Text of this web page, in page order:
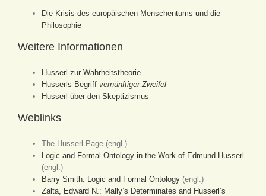
Die Krisis des europäischen Menschentums und die
Philosophie
Weitere Informationen
Husserl zur Wahrheitstheorie
Husserls Begriff vernünftiger Zweifel
Husserl über den Skeptizismus
Weblinks
The Husserl Page (engl.)
Logic and Formal Ontology in the Work of Edmund Husserl
(engl.)
Barry Smith: Logic and Formal Ontology (engl.)
Zalta, Edward N.: Mally’s Determinates and Husserl’s